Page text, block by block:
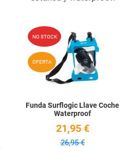
Add to Wishlist
Quick View
NO STOCK
OFERTA
Funda Surflogic Llave Coche
Waterproof
21,95 €
26,95 €